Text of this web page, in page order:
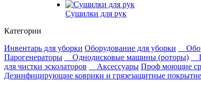
Сушилки для рук
Категории
Инвентарь для уборки Оборудование для уборки
Парогенераторы
Однодисковые машины (роторы)
для чистки эсколаторов
Аксессуары Проф моющие
Дезинфицирующие коврики и грязезащитные покрытие